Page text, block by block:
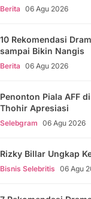
Berita 06 Agu 2026
10 Rekomendasi
sampai Bikin Nangis
Berita 06 Agu 2026
Penonton Piala AFF
Thohir Apresiasi
Selebgram 06 Agu 2026
Rizky Billar Ungkap
Bisnis Selebritis 06 Agu